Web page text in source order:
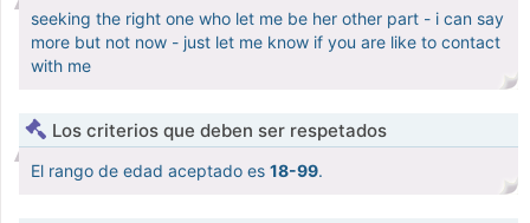
seeking the right one who let me be her other part - i can say
more but not now - just let me know if you are like to contact
with me
Los criterios que deben ser respetados
El rango de edad aceptado es 18-99.